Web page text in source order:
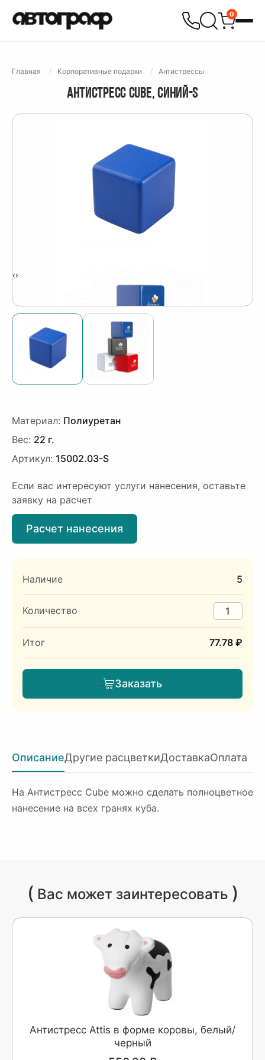
0
Главная Корпоративные подарки Антистрессы
АНТИСТРЕСС СUBE, СИНИЙ-S
‹›
Материал: Полиуретан
Вес: 22 г.
Артикул: 15002.03-S
Если вас интересуют услуги нанесения, оставьте
заявку на расчет
Расчет нанесения
Наличие 5
Количество
Итог 77.78 ₽
Заказать
ОписаниеДругие расцветкиДоставкаОплата
На Антистресс Сube можно сделать полноцветное
нанесение на всех гранях куба.
( Вас может заинтересовать )
Антистресс Attis в форме коровы, белый/
черный